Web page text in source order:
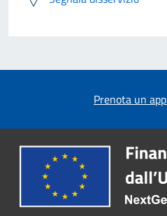
Prenota un